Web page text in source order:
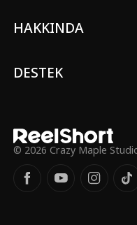
HAKKINDA
DESTEK
© 2026 Crazy Maple